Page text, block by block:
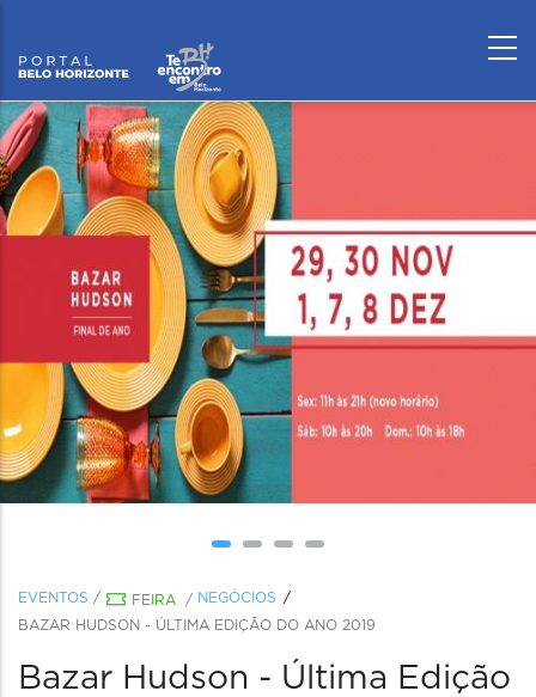
EVENTOS / FEIRA / NEGÓCIOS
BAZAR HUDSON - ÚLTIMA EDIÇÃO DO ANO 2019
Bazar Hudson - Última Edição